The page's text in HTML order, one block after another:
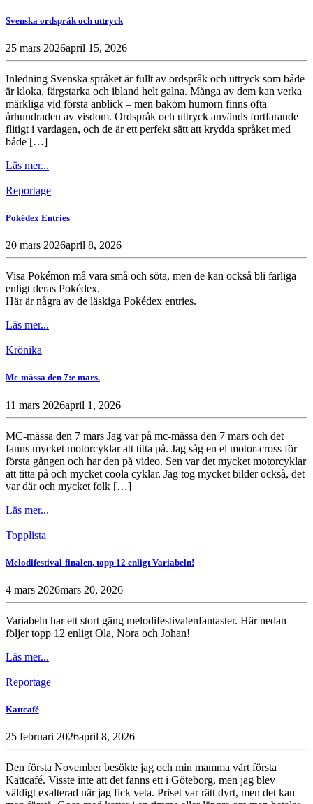
Svenska ordspråk och uttryck
25 mars 2026april 15, 2026
Inledning Svenska språket är fullt av ordspråk och uttryck som både
är kloka, färgstarka och ibland helt galna. Många av dem kan verka
märkliga vid första anblick – men bakom humorn finns ofta
århundraden av visdom. Ordspråk och uttryck används fortfarande
flitigt i vardagen, och de är ett perfekt sätt att krydda språket med
både […]
Läs mer...
Reportage
Pokédex Entries
20 mars 2026april 8, 2026
Visa Pokémon må vara små och söta, men de kan också bli farliga
enligt deras Pokédex.
Här är några av de läskiga Pokédex entries.
Läs mer...
Krönika
Mc-mässa den 7:e mars.
11 mars 2026april 1, 2026
MC-mässa den 7 mars Jag var på mc-mässa den 7 mars och det
fanns mycket motorcyklar att titta på. Jag såg en el motor-cross för
första gången och har den på video. Sen var det mycket motorcyklar
att titta på och mycket coola cyklar. Jag tog mycket bilder också, det
var där och mycket folk […]
Läs mer...
Topplista
Melodifestival-finalen, topp 12 enligt Variabeln!
4 mars 2026mars 20, 2026
Variabeln har ett stort gäng melodifestivalenfantaster. Här nedan
följer topp 12 enligt Ola, Nora och Johan!
Läs mer...
Reportage
Kattcafé
25 februari 2026april 8, 2026
Den första November besökte jag och min mamma vårt första
Kattcafé. Visste inte att det fanns ett i Göteborg, men jag blev
väldigt exalterad när jag fick veta. Priset var rätt dyrt, men det kan